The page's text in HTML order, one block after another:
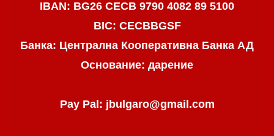
IBAN: BG26 CECB 9790 4082 89 5100
BIC: CECBBGSF
Банка: Централна Кооперативна Банка АД
Основание: дарение
Pay Pal: jbulgaro@gmail.com